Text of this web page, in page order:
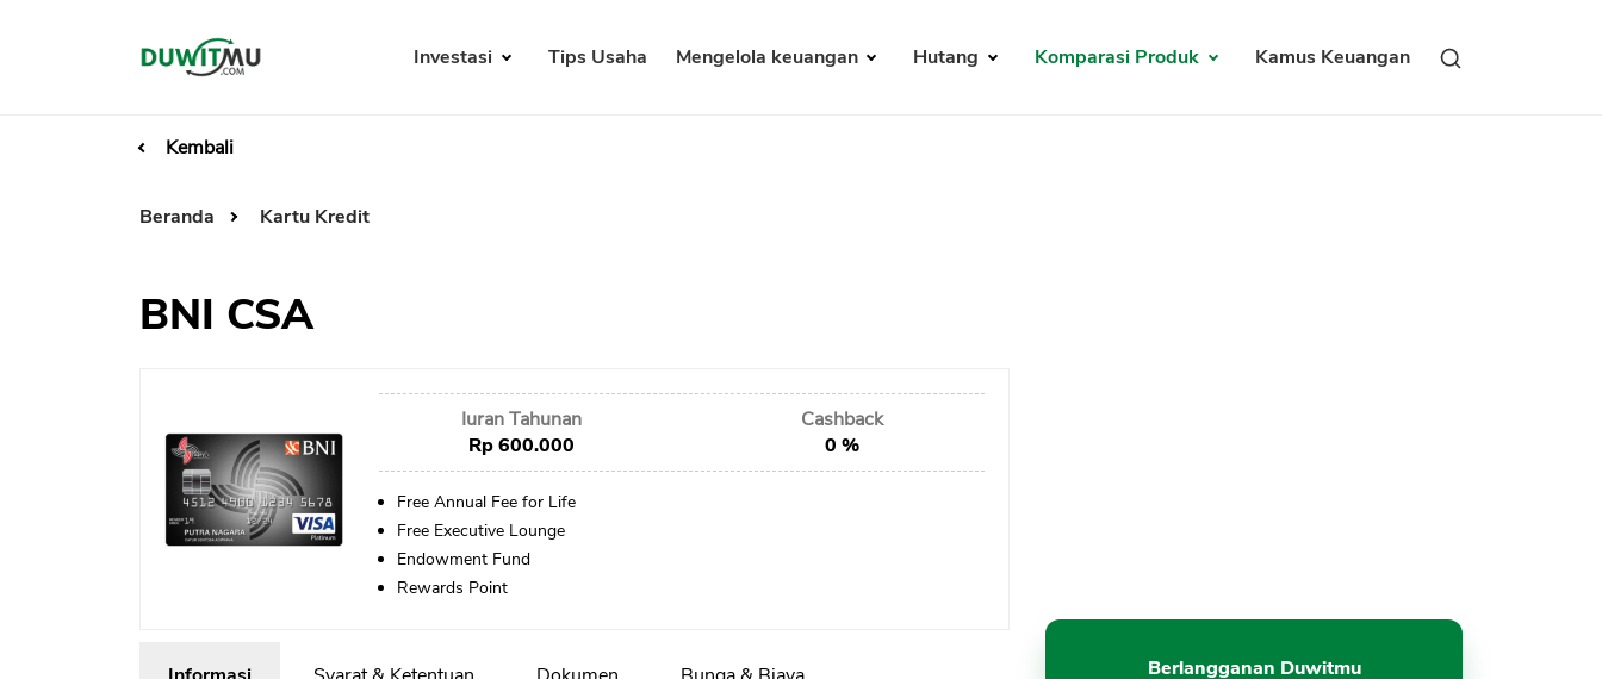
Investasi Tips Usaha Mengelola keuangan Hutang Komparasi Produk Kamus Keuangan
Kembali
Beranda Kartu Kredit
BNI CSA
Iuran Tahunan
Rp 600.000
Cashback
0 %
Free Annual Fee for Life
Free Executive Lounge
Endowment Fund
Rewards Point
Berlangganan Duwitmu